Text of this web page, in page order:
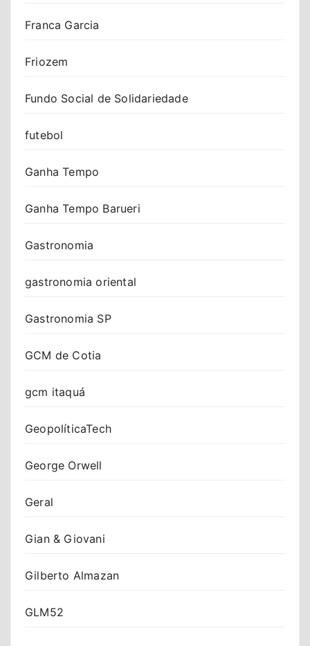
Franca Garcia
Friozem
Fundo Social de Solidariedade
futebol
Ganha Tempo
Ganha Tempo Barueri
Gastronomia
gastronomia oriental
Gastronomia SP
GCM de Cotia
gcm itaquá
GeopolíticaTech
George Orwell
Geral
Gian & Giovani
Gilberto Almazan
GLM52